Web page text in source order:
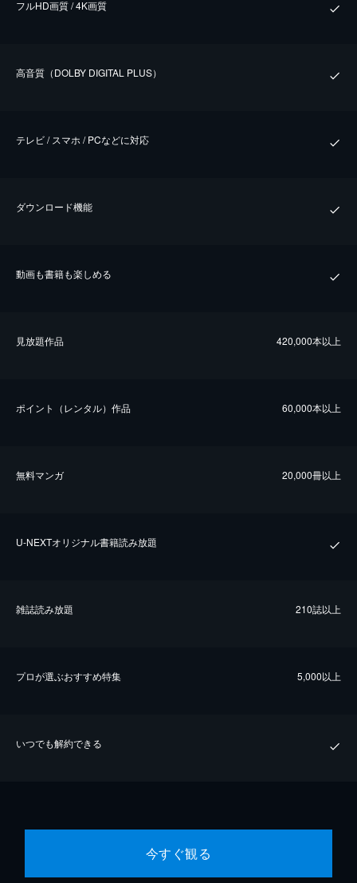
フルHD画質 / 4K画質
⾼⾳質（DOLBY DIGITAL PLUS）
テレビ / スマホ / PCなどに対応
ダウンロード機能
動画も書籍も楽しめる
⾒放題作品 420,000本以上
ポイント（レンタル）作品 60,000本以上
無料マンガ 20,000冊以上
U-NEXTオリジナル書籍読み放題
雑誌読み放題 210誌以上
プロが選ぶおすすめ特集 5,000以上
いつでも解約できる
今すぐ観る